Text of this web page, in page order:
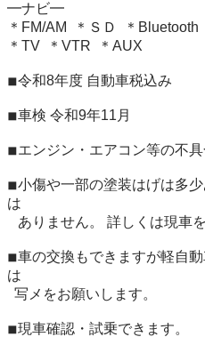
━ナビ━
＊FM/AM  ＊ＳＤ  ＊Bluetooth
＊TV  ＊VTR  ＊AUX
◾︎令和8年度 自動車税込み
◾︎車検 令和9年11月
◾︎エンジン・エアコン等の不具
◾︎小傷や一部の塗装はげは多
は
◾︎車の交換もできますが軽自
は
◾︎現車確認・試乗できます。